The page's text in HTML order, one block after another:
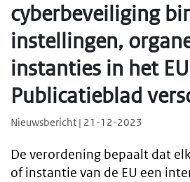
cyberbeveiliging
instellingen,
instanties in het
Publicatieblad
Nieuwsbericht | 21-12-2023
De verordening bepaalt dat
of instantie van de EU een